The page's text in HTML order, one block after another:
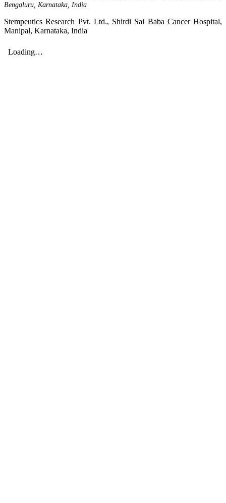
Bengaluru, Karnataka, India
Stempeutics Research Pvt. Ltd., Shirdi Sai Baba Cancer Hospital,
Manipal, Karnataka, India